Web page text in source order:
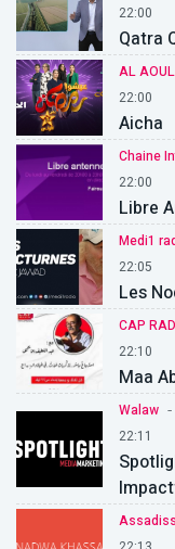
22:00
Qatra
AL
22:00
Aicha
Chaine
22:00
Libre
Medi1
22:05
Les
CAP
22:10
Maa
Walaw -
22:11